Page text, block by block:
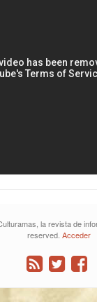
la revista de
reserved. Acceder